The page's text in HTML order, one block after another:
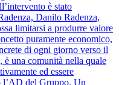
è stato
Danilo Radenza,
limitarsi a produrre valore
puramente economico,
di ogni giorno verso il
una comunità nella quale
ed essere
l’AD del Gruppo. Un